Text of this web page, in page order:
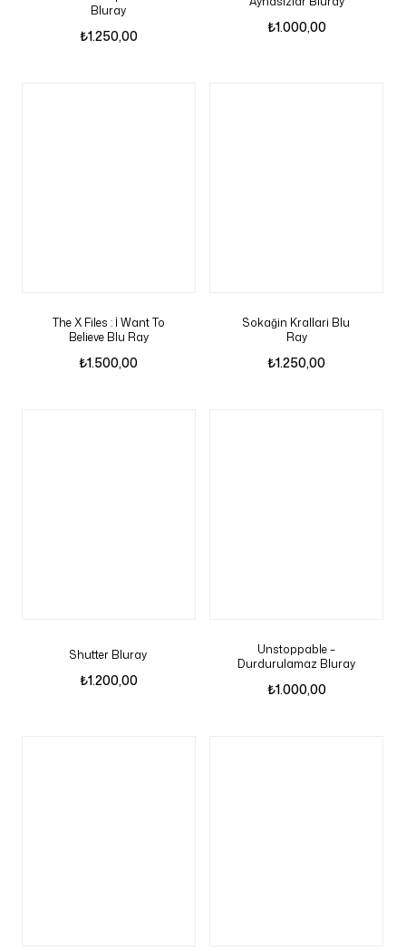
Bluray
₺1.250,00
₺1.000,00
The X Files : İ Want To
Believe Blu Ray
₺1.500,00
Sokağin Krallari Blu
Ray
₺1.250,00
Shutter Bluray
₺1.200,00
Unstoppable –
Durdurulamaz Bluray
₺1.000,00